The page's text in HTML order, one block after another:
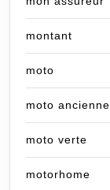
montant
moto
moto ancienne
moto verte
motorhome